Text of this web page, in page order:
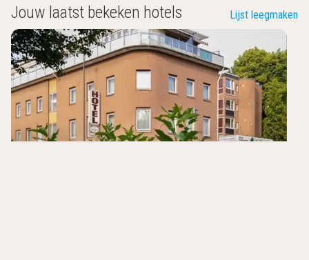
Jouw laatst bekeken hotels Lijst leegmaken